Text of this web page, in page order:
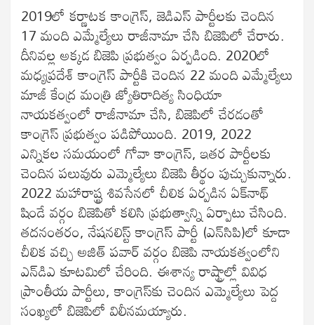
2019లో కర్ణాటక కాంగ్రెస్, జెడిఎస్ పార్టీలకు చెందిన
17 మంది ఎమ్మేల్యేలు రాజీనామా చేసి బిజెపిలో చేరారు.
దీనివల్ల అక్కడ బిజెపి ప్రభుత్వం ఏర్పడింది. 2020లో
మధ్యప్రదేశ్ కాంగ్రెస్ పార్టీకి చెందిన 22 మంది ఎమ్మేల్యేలు
మాజీ కేంద్ర మంత్రి జ్యోతిరాదిత్య సింధియా
నాయకత్వంలో రాజీనామా చేసి, బిజెపిలో చేరడంతో
కాంగ్రెస్ ప్రభుత్వం పడిపోయింది. 2019, 2022
ఎన్నికల సమయంలో గోవా కాంగ్రెస్, ఇతర పార్టీలకు
చెందిన పలువురు ఎమ్మెల్యేలు బిజెపి తీర్థం పుచ్చుకున్నారు.
2022 మహారాష్ట్ర శివసేనలో చీలిక ఏర్పడిన ఏక్‌నాథ్
షిండే వర్గం బిజెపితో కలిసి ప్రభుత్వాన్ని ఏర్పాటు చేసింది.
తదనంతరం, నేషనలిస్ట్ కాంగ్రెస్ పార్టీ (ఎన్‌సిపి)లో కూడా
చీలిక వచ్చి అజిత్ పవార్ వర్గం బిజెపి నాయకత్వంలోని
ఎన్‌డిఎ కూటమిలో చేరింది. ఈశాన్య రాష్ట్రాల్లో వివిధ
ప్రాంతీయ పార్టీలు, కాంగ్రెస్‌కు చెందిన ఎమ్మెల్యేలు పెద్ద
సంఖ్యలో బిజెపిలో విలీనమయ్యారు.